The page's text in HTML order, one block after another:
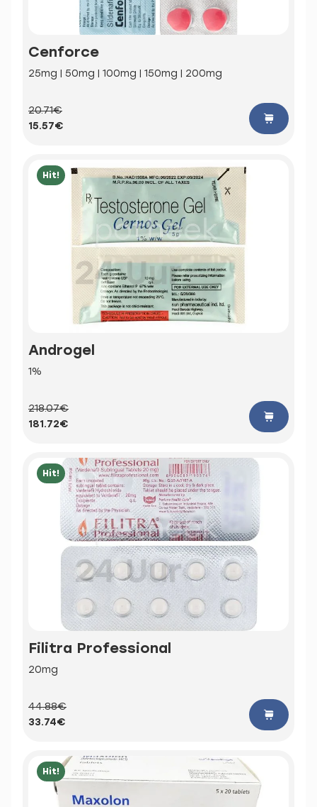
Cenforce
25mg | 50mg | 100mg | 150mg | 200mg
20.71€
15.57€
Hit!
Androgel
1%
218.07€
181.72€
Hit!
Filitra Professional
20mg
44.88€
33.74€
Hit!